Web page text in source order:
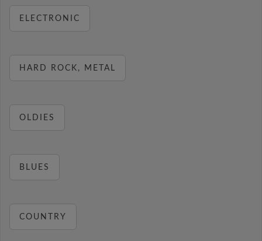
ELECTRONIC
HARD ROCK, METAL
OLDIES
BLUES
COUNTRY